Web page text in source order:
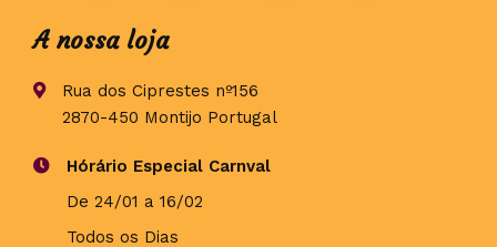
A nossa loja
Rua dos Ciprestes nº156
2870-450 Montijo Portugal
Hórário Especial Carnval
De 24/01 a 16/02
Todos os Dias